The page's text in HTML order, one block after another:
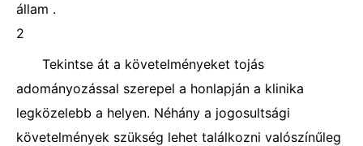
állam .
2
Tekintse át a követelményeket tojás
adományozással szerepel a honlapján a klinika
legközelebb a helyen. Néhány a jogosultsági
követelmények szükség lehet találkozni valószínűleg